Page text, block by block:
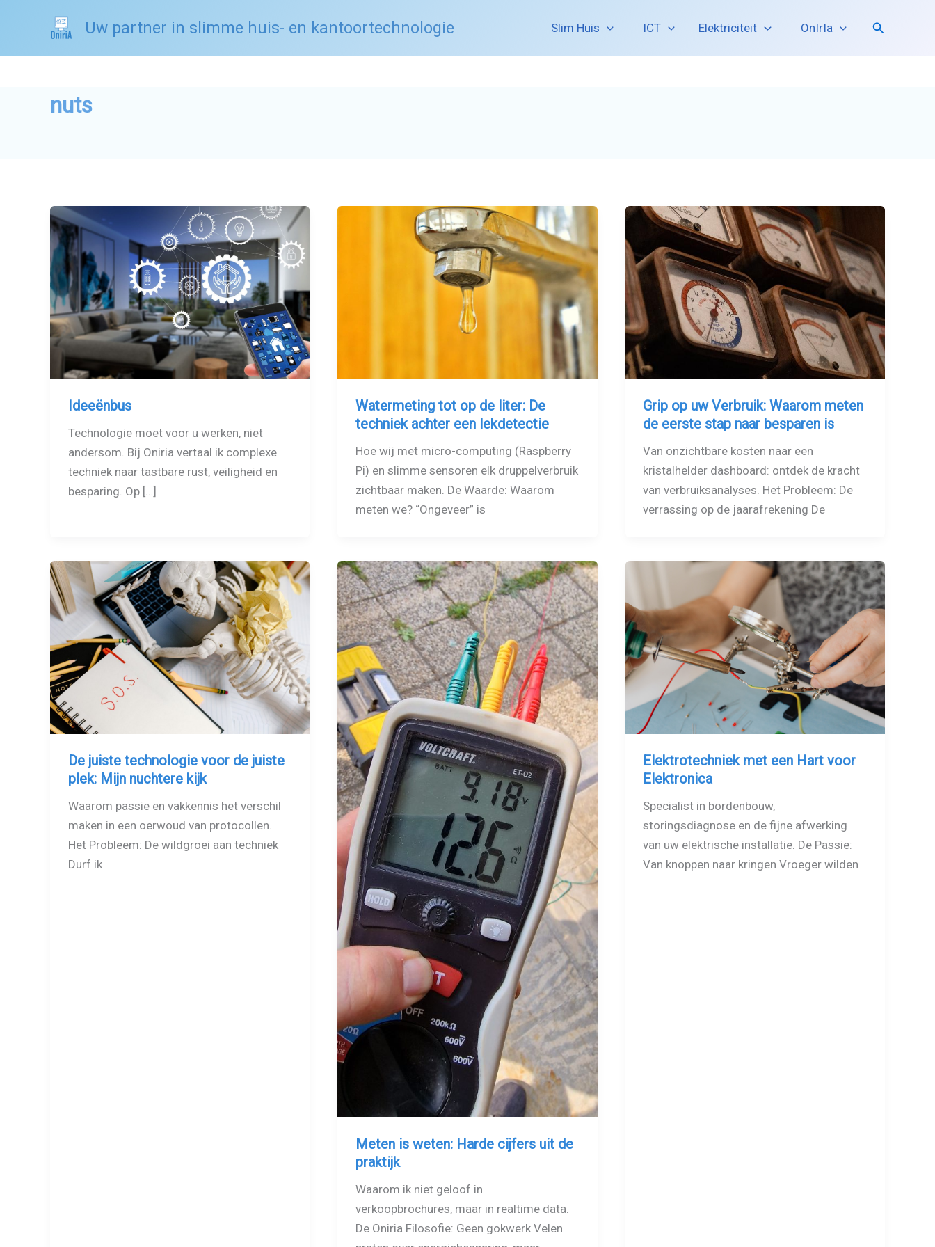
Uw partner in slimme huis- en kantoortechnologie Slim Huis ICT Elektriciteit OnIrIa Zoeken
nuts
Ideeënbus
Technologie moet voor u werken, niet
andersom. Bij Oniria vertaal ik complexe
techniek naar tastbare rust, veiligheid en
besparing. Op […]
Watermeting tot op de liter: De
techniek achter een lekdetectie
Hoe wij met micro-computing (Raspberry
Pi) en slimme sensoren elk druppelverbruik
zichtbaar maken. De Waarde: Waarom
meten we? “Ongeveer” is
Grip op uw Verbruik: Waarom meten
de eerste stap naar besparen is
Van onzichtbare kosten naar een
kristalhelder dashboard: ontdek de kracht
van verbruiksanalyses. Het Probleem: De
verrassing op de jaarafrekening De
De juiste technologie voor de juiste
plek: Mijn nuchtere kijk
Waarom passie en vakkennis het verschil
maken in een oerwoud van protocollen.
Het Probleem: De wildgroei aan techniek
Durf ik
Meten is weten: Harde cijfers uit de
praktijk
Waarom ik niet geloof in
verkoopbrochures, maar in realtime data.
De Oniria Filosofie: Geen gokwerk Velen
Elektrotechniek met een Hart voor
Elektronica
Specialist in bordenbouw,
storingsdiagnose en de fijne afwerking
van uw elektrische installatie. De Passie:
Van knoppen naar kringen Vroeger wilden